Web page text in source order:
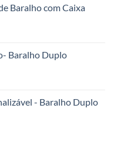
Baralho com Caixa
Baralho Duplo
- Baralho Duplo